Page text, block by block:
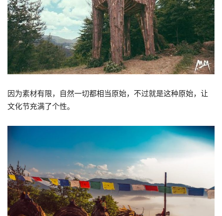
因为素材有限，自然一切都相当原始，不过就是这种原始，让
文化节充满了个性。